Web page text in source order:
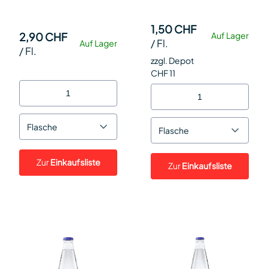
Auf Lager
2,90 CHF
/Fl.
Flasche
ZurEinkaufsliste
Auf Lager
1,50 CHF
/Fl.
zzgl. Depot
CHF 11
Flasche
ZurEinkaufsliste